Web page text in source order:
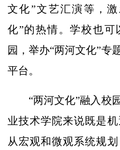
文化”文艺汇演等，
化”的热情。学校也可
园，举办“两河文化”专
平台。
“两河文化”融入校
业技术学院来说既是
从宏观和微观系统规